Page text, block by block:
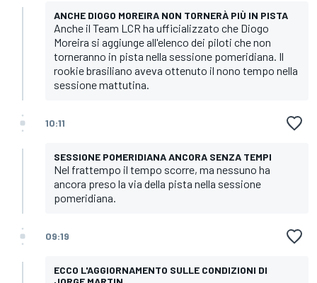
ANCHE DIOGO MOREIRA NON TORNERÀ PIÙ IN PISTA
Anche il Team LCR ha ufficializzato che Diogo
Moreira si aggiunge all'elenco dei piloti che non
torneranno in pista nella sessione pomeridiana. Il
rookie brasiliano aveva ottenuto il nono tempo nella
sessione mattutina.
10:11
SESSIONE POMERIDIANA ANCORA SENZA TEMPI
Nel frattempo il tempo scorre, ma nessuno ha
ancora preso la via della pista nella sessione
pomeridiana.
09:19
ECCO L'AGGIORNAMENTO SULLE CONDIZIONI DI